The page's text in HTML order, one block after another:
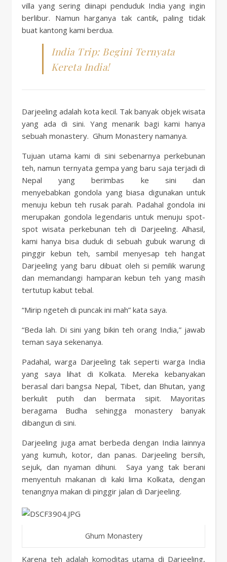
villa yang sering diinapi penduduk India yang ingin
berlibur. Namun harganya tak cantik, paling tidak
buat kantong kami berdua.
India Trip: Begini Ternyata
Kereta India!
Darjeeling adalah kota kecil. Tak banyak objek wisata
yang ada di sini. Yang menarik bagi kami hanya
sebuah monastery. Ghum Monastery namanya.
Tujuan utama kami di sini sebenarnya perkebunan
teh, namun ternyata gempa yang baru saja terjadi di
Nepal yang berimbas ke sini dan
menyebabkan gondola yang biasa digunakan untuk
menuju kebun teh rusak parah. Padahal gondola ini
merupakan gondola legendaris untuk menuju spot-
spot wisata perkebunan teh di Darjeeling. Alhasil,
kami hanya bisa duduk di sebuah gubuk warung di
pinggir kebun teh, sambil menyesap teh hangat
Darjeeling yang baru dibuat oleh si pemilik warung
dan memandangi hamparan kebun teh yang masih
tertutup kabut tebal.
“Mirip ngeteh di puncak ini mah” kata saya.
“Beda lah. Di sini yang bikin teh orang India,” jawab
teman saya sekenanya.
Padahal, warga Darjeeling tak seperti warga India
yang saya lihat di Kolkata. Mereka kebanyakan
berasal dari bangsa Nepal, Tibet, dan Bhutan, yang
berkulit putih dan bermata sipit. Mayoritas
beragama Budha sehingga monastery banyak
dibangun di sini.
Darjeeling juga amat berbeda dengan India lainnya
yang kumuh, kotor, dan panas. Darjeeling bersih,
sejuk, dan nyaman dihuni. Saya yang tak berani
menyentuh makanan di kaki lima Kolkata, dengan
tenangnya makan di pinggir jalan di Darjeeling.
Ghum Monastery
Karena teh adalah komoditas utama di Darjeeling,